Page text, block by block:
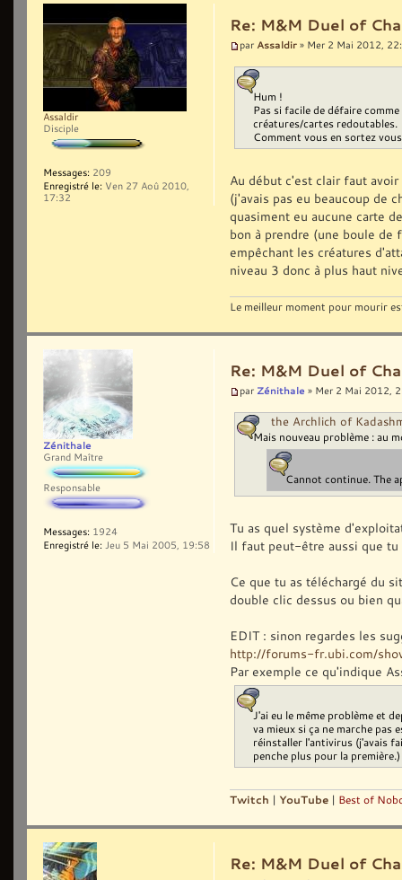
Re: M&M Duel of
par Assaldir » Mer 2 Mai 2012,
Hum !
Pas si facile de défaire
créatures/cartes redoutables.
Comment vous en sortez
Au début c'est clair faut
(j'avais pas eu beaucoup de
quasiment eu aucune carte
bon à prendre (une boule de
empêchant les créatures
niveau 3 donc à plus haut
Le meilleur moment pour mourir
Assaldir
Disciple
Messages: 209
Enregistré le: Ven 27 Aoû 2010,
17:32
Re: M&M Duel of
par Zénithale » Mer 2 Mai 2012,
the Archlich of
Mais nouveau problème : au
Cannot continue. The
Tu as quel système
Il faut peut-être aussi que
Ce que tu as téléchargé du
double clic dessus ou bien
EDIT : sinon regardes les
http://forums-fr.ubi.com/
Par exemple ce qu'indique
J'ai eu le même problème et
va mieux si ça ne marche
réinstaller l'antivirus (j'avais
penche plus pour la première.)
Twitch | YouTube | Best of
Zénithale
Grand Maître
Responsable
Messages: 1924
Enregistré le: Jeu 5 Mai 2005, 19:58
Re: M&M Duel of